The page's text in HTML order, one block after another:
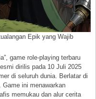
Epik yang Wajib
game role-playing terbaru
dirilis pada 10 Juli 2025
di seluruh dunia. Berlatar di
ini menawarkan
memukau dan alur cerita